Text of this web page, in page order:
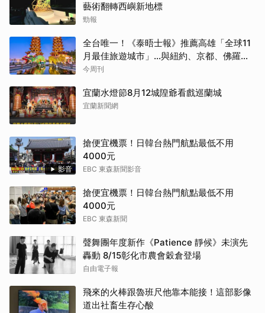
藝術翻轉西嶼新地標
勁報
全台唯一！《泰晤士報》推薦高雄「全球11
月最佳旅遊城市」…與紐約、京都、佛羅倫
斯共同入榜，理由曝光
今周刊
宜蘭水燈節8月12城隍爺看戲巡蘭城
宜蘭新聞網
影音
搶便宜機票！日韓台熱門航點最低不用
4000元
EBC 東森新聞影音
搶便宜機票！日韓台熱門航點最低不用
4000元
EBC 東森新聞
聲舞團年度新作《Patience 靜候》未演先
轟動 8/15彰化市農會穀倉登場
自由電子報
飛來的火棒跟魯班尺他靠本能接！這部影像
道出社畜生存心酸